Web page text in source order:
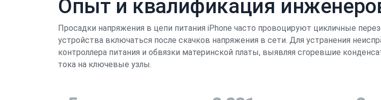
Опыт и квалификация
Просадки напряжения в цепи питания iPhone часто провоцируют цикличные
устройства включаться после скачков напряжения в сети. Для устранения
контроллера питания и обвязки материнской платы, выявляя сгоревшие
тока на ключевые узлы.